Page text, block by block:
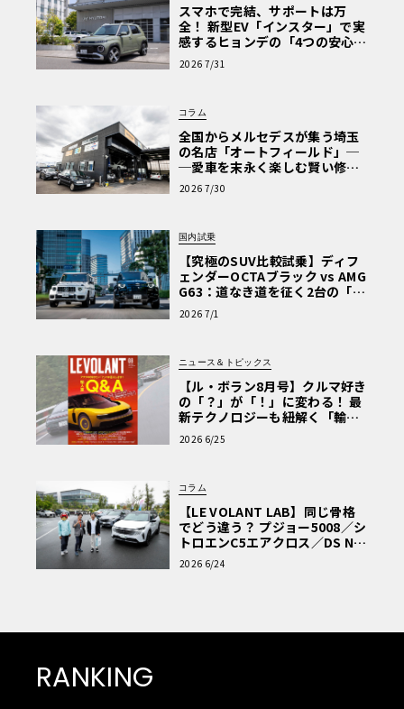
スマホで完結、サポートは万
全！ 新型EV「インスター」で実
感するヒョンデの「4つの安心」
【第1回・ヒョンデ6つの疑問：
Why? Hyundai?】〈PR〉
2026 7/31
コラム
全国からメルセデスが集う埼玉
の名店「オートフィールド」─
─愛車を末永く楽しむ賢い修理
術と、プロがフックス製オイル
を選ぶ理由〈PR〉
2026 7/30
国内試乗
【究極のSUV比較試乗】ディフ
ェンダーOCTAブラック vs AMG
G63：道なき道を征く2台の「対
極的アプローチ」
2026 7/1
ニュース＆トピックス
【ル・ボラン8月号】クルマ好き
の「？」が「！」に変わる！ 最
新テクノロジーも紐解く「輸入
車Q&A」
2026 6/25
コラム
【LE VOLANT LAB】同じ骨格
でどう違う？ プジョー5008／シ
トロエンC5エアクロス／DS Nº4
読者一気乗りレポート
2026 6/24
RANKING